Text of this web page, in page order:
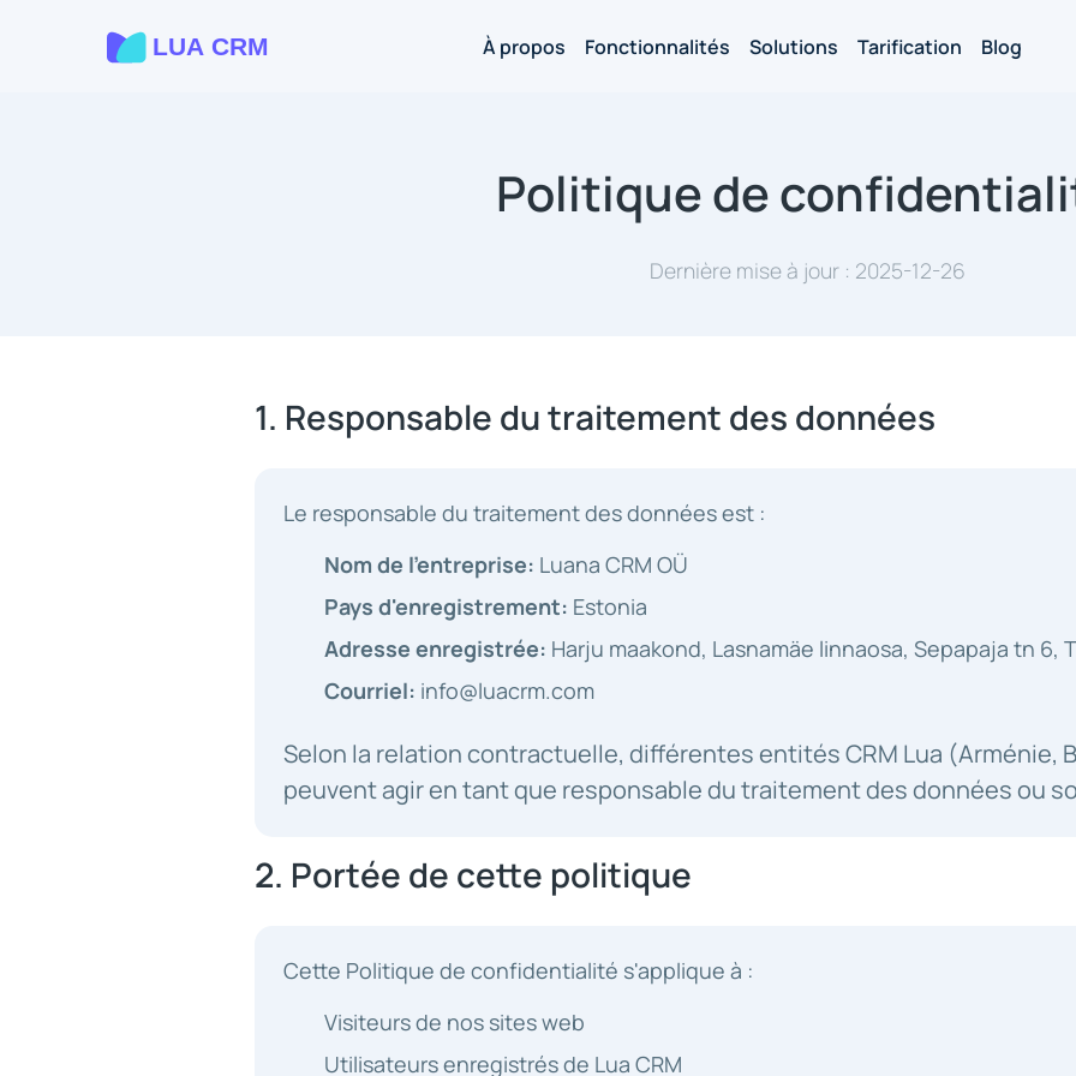
À propos Fonctionnalités Solutions Tarification Blog
Politique de
Dernière mise à jour : 2025-12-26
1. Responsable du traitement des données
Le responsable du traitement des données est :
Nom de l'entreprise: Luana CRM OÜ
Pays d'enregistrement: Estonia
Adresse enregistrée: Harju maakond, Lasnamäe linnaosa, Sepapaja tn 6,
Courriel: info@luacrm.com
Selon la relation contractuelle, différentes entités CRM Lua (Arménie,
peuvent agir en tant que responsable du traitement des données ou
2. Portée de cette politique
Cette Politique de confidentialité s'applique à :
Visiteurs de nos sites web
Utilisateurs enregistrés de Lua CRM